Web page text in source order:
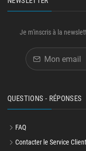
Je m'inscris à la
QUESTIONS - RÉPONSES
FAQ
Contacter le Service